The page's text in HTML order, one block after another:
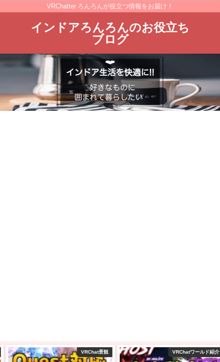
VRChatter ろんろんが役立つ情報をお届け！
インドアろんろんのお役立ち
ブログ
VRChat景観 VRChatワールド紹介